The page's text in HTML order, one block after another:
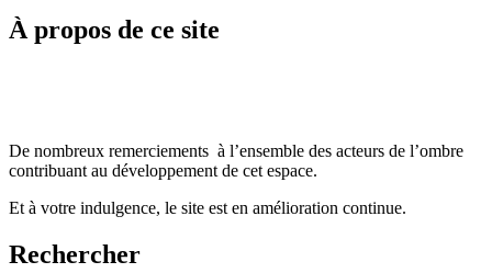
À propos de ce site
De nombreux remerciements à l’ensemble des acteurs de l’ombre
contribuant au développement de cet espace.
Et à votre indulgence, le site est en amélioration continue.
Rechercher